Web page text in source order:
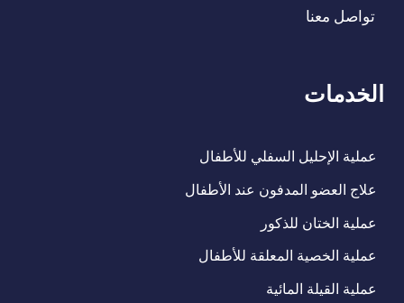
الخدمات
عملية الإحليل السفلي للأطفال
علاج العضو المدفون عند الأطفال
عملية الختان للذكور
عملية الخصية المعلقة للأطفال
عملية القيلة المائية
تواصل معنا